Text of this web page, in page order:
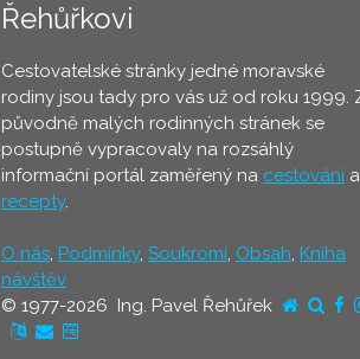
Řehůřkovi
Cestovatelské stránky jedné moravské
rodiny jsou tady pro vás už od roku 1999.
původně malých rodinných stránek se
postupně vypracovaly na rozsáhlý
informační portál zaměřený na cestování a
recepty.
O nás, Podmínky, Soukromí, Obsah, Kniha
návštěv
© 1977-2026 Ing. Pavel Řehůřek